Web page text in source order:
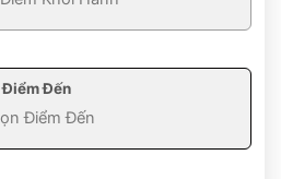
Điểm Đến